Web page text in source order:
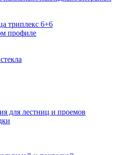
триплекс 6+6
профиле
для лестниц и проемов